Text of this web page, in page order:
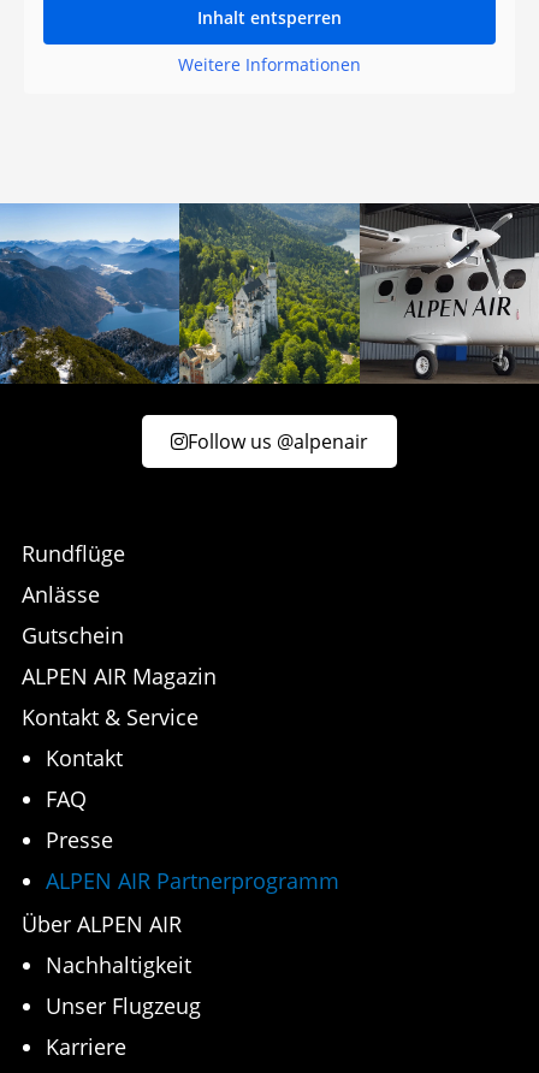
Inhalt entsperren
Weitere Informationen
Follow us @alpenair
Rundflüge
Anlässe
Gutschein
ALPEN AIR Magazin
Kontakt & Service
Kontakt
FAQ
Presse
ALPEN AIR Partnerprogramm
Über ALPEN AIR
Nachhaltigkeit
Unser Flugzeug
Karriere